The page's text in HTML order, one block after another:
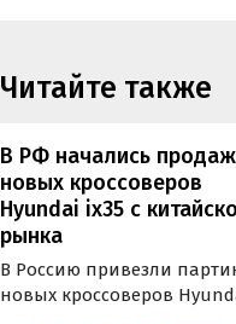
Читайте также
В РФ начались
новых кроссоверов
Hyundai ix35 с
рынка
В Россию привезли
новых кроссоверов